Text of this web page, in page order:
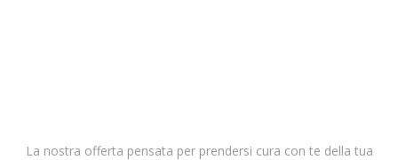
La nostra offerta pensata per prendersi cura con te della tua